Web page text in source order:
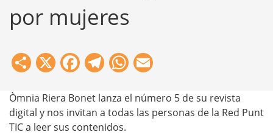
Herramientas
por mujeres
Share
X Facebook
Telegram
WhatsApp
Òmnia Riera Bonet lanza el número 5 de su revista
digital y nos invitan a todas las personas de la Red Punt
TIC a leer sus contenidos.